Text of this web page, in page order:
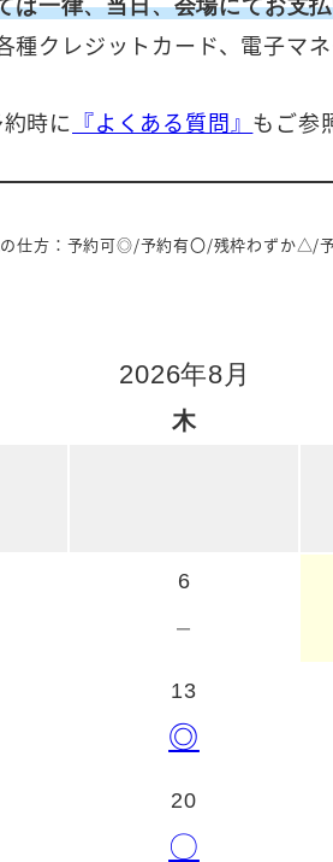
は一律、当日、会場にてお支
種クレジットカード、電子マ
時に 『よくある質問』 もご参
仕方：予約可◎/予約有〇/残枠わずか△/
2026年8月
木
6
－
13
◎
20
〇